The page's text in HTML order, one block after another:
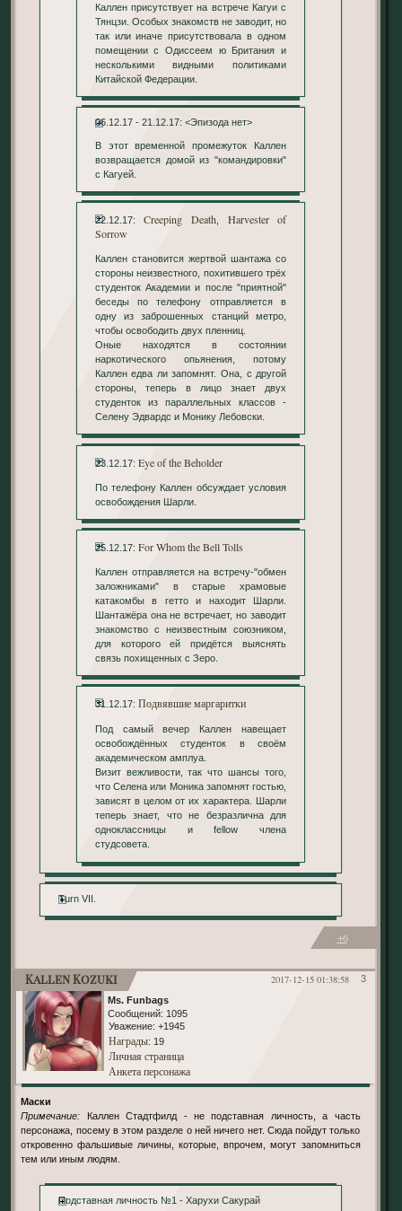
Каллен присутствует на встрече Кагуи с
Тянцзи. Особых знакомств не заводит, но
так или иначе присутствовала в одном
помещении с Одиссеем ю Британия и
несколькими видными политиками
Китайской Федерации.
06.12.17 - 21.12.17: <Эпизода нет>
В этот временной промежуток Каллен
возвращается домой из "командировки"
с Кагуей.
22.12.17:Creeping Death, Harvester of
Sorrow
Каллен становится жертвой шантажа со
стороны неизвестного, похитившего трёх
студенток Академии и после "приятной"
беседы по телефону отправляется в
одну из заброшенных станций метро,
чтобы освободить двух пленниц.
Оные находятся в состоянии
наркотического опьянения, потому
Каллен едва ли запомнят. Она, с другой
стороны, теперь в лицо знает двух
студенток из параллельных классов -
Селену Эдвардс и Монику Лебовски.
23.12.17: Eye of the Beholder
По телефону Каллен обсуждает условия
освобождения Шарли.
25.12.17: For Whom the Bell Tolls
Каллен отправляется на встречу-"обмен
заложниками" в старые храмовые
катакомбы в гетто и находит Шарли.
Шантажёра она не встречает, но заводит
знакомство с неизвестным союзником,
для которого ей придётся выяснять
связь похищенных с Зеро.
31.12.17: Подвявшие маргаритки
Под самый вечер Каллен навещает
освобождённых студенток в своём
академическом амплуа.
Визит вежливости, так что шансы того,
что Селена или Моника запомнят гостью,
зависят в целом от их характера. Шарли
теперь знает, что не безразлична для
одноклассницы и fellow члена
студсовета.
Turn VII.
+6
3
2017-12-15 01:38:58
Kallen Kozuki
Ms. Funbags
Сообщений: 1095
Уважение: +1945
Награды: 19
Личная страница
Анкета персонажа
Маски
Примечание: Каллен Стадтфилд - не подставная личность, а часть
персонажа, посему в этом разделе о ней ничего нет. Сюда пойдут только
откровенно фальшивые личины, которые, впрочем, могут запомниться
тем или иным людям.
Подставная личность №1 - Харухи Сакурай